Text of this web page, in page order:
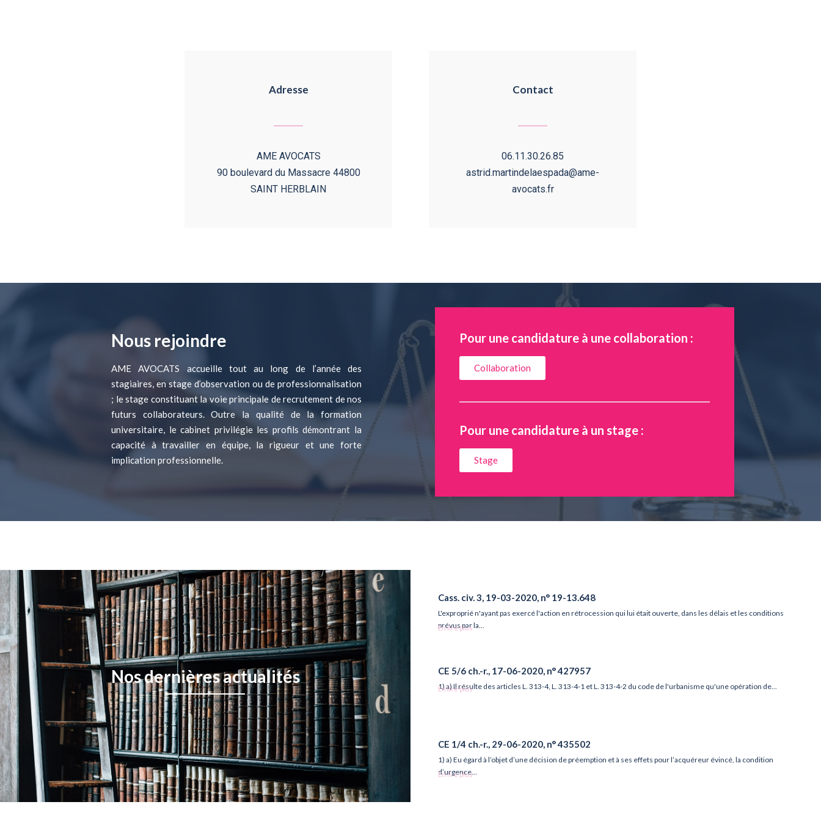
Adresse
AME AVOCATS
90 boulevard du Massacre 44800
SAINT HERBLAIN
Contact
06.11.30.26.85
astrid.martindelaespada@ame-
avocats.fr
Nous rejoindre
AME AVOCATS accueille tout au long de l’année des
stagiaires, en stage d’observation ou de professionnalisation
; le stage constituant la voie principale de recrutement de nos
futurs collaborateurs. Outre la qualité de la formation
universitaire, le cabinet privilégie les profils démontrant la
capacité à travailler en équipe, la rigueur et une forte
implication professionnelle.
Pour une candidature à une collaboration :
Collaboration
Pour une candidature à un stage :
Stage
Nos dernières actualités
Cass. civ. 3, 19-03-2020, n° 19-13.648
L'exproprié n'ayant pas exercé l'action en rétrocession qui lui était ouverte, dans les délais et les conditions
prévus par la...
En lire plus
CE 5/6 ch.-r., 17-06-2020, n° 427957
1) a) Il résulte des articles L. 313-4, L. 313-4-1 et L. 313-4-2 du code de l'urbanisme qu'une opération de...
En lire plus
CE 1/4 ch.-r., 29-06-2020, n° 435502
1) a) Eu égard à l’objet d’une décision de préemption et à ses effets pour l’acquéreur évincé, la condition
d’urgence...
En lire plus